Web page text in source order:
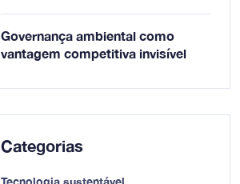
Governança ambiental como
vantagem competitiva invisível
Categorias
Tecnologia sustentável